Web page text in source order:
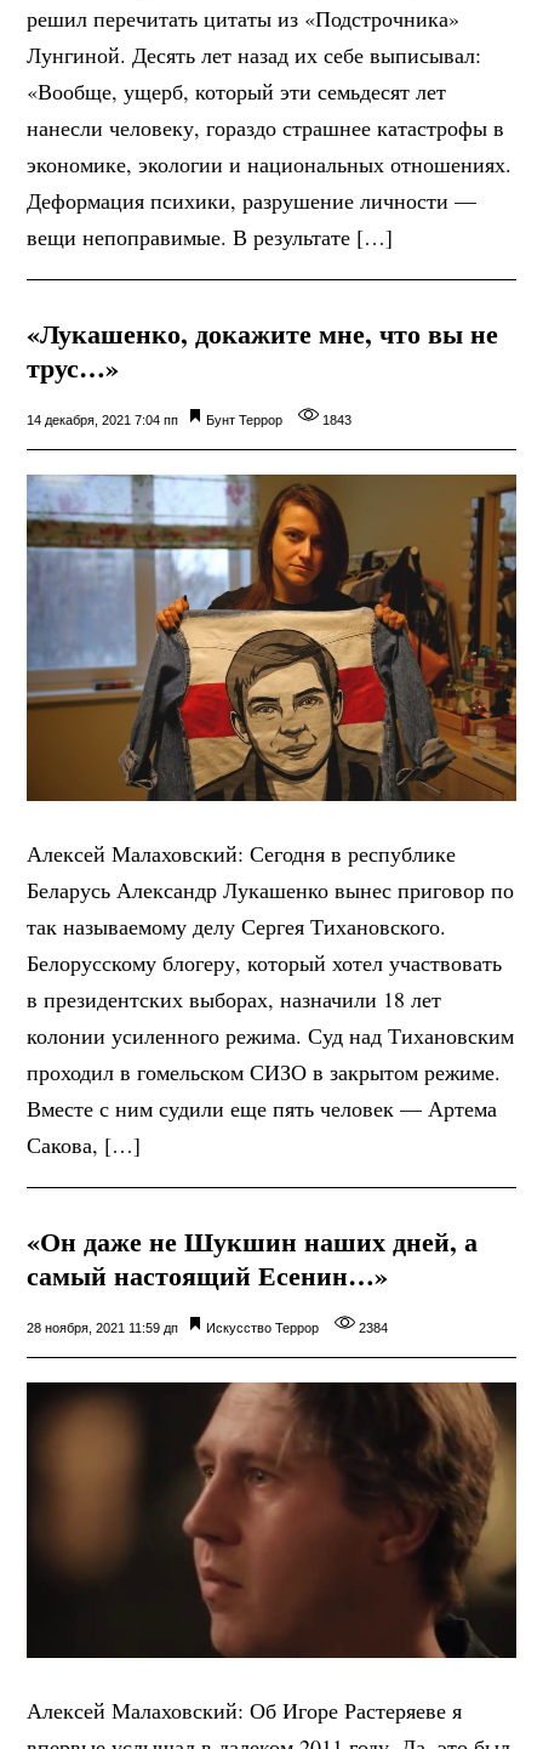
решил перечитать цитаты из «Подстрочника»
Лунгиной. Десять лет назад их себе выписывал:
«Вообще, ущерб, который эти семьдесят лет
нанесли человеку, гораздо страшнее катастрофы в
экономике, экологии и национальных отношениях.
Деформация психики, разрушение личности —
вещи непоправимые. В результате […]
«Лукашенко, докажите мне, что вы не
трус…»
14 декабря, 2021 7:04 пп Бунт Террор 1843
Алексей Малаховский: Сегодня в республике
Беларусь Александр Лукашенко вынес приговор по
так называемому делу Сергея Тихановского.
Белорусскому блогеру, который хотел участвовать
в президентских выборах, назначили 18 лет
колонии усиленного режима. Суд над Тихановским
проходил в гомельском СИЗО в закрытом режиме.
Вместе с ним судили еще пять человек — Артема
Сакова, […]
«Он даже не Шукшин наших дней, а
самый настоящий Есенин…»
28 ноября, 2021 11:59 дп Искусство Террор 2384
Алексей Малаховский: Об Игоре Растеряеве я